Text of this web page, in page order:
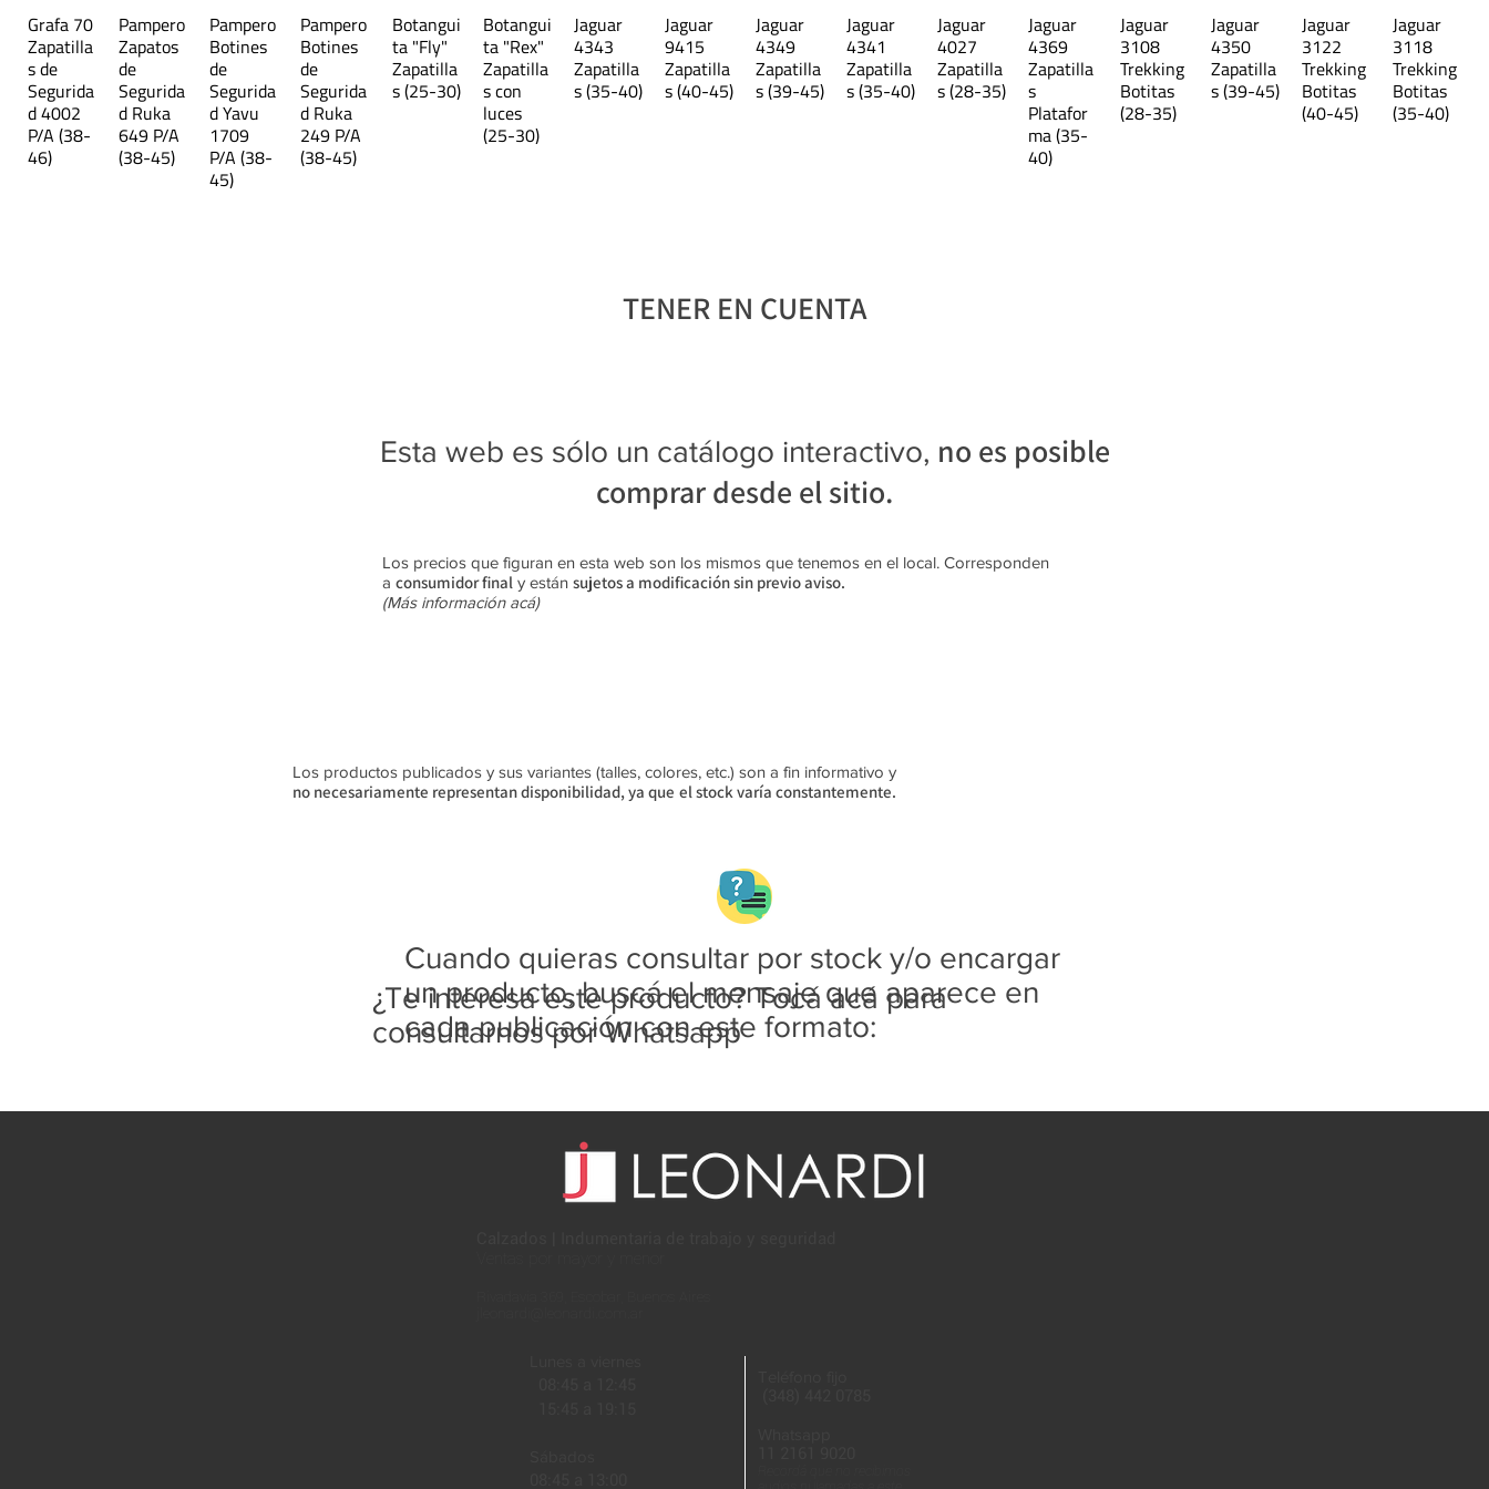
33 21,3
34
Las medidas son aproximadas y pueden presentar diferencias.
Grafa 70
Zapatilla
s de
Segurida
d 4002
P/A (38-
46)
Pampero
Zapatos
de
Segurida
d Ruka
649 P/A
(38-45)
Pampero
Botines
de
Segurida
d Yavu
1709
P/A (38-
45)
Pampero
Botines
de
Segurida
d Ruka
249 P/A
(38-45)
Botangui
ta "Fly"
Zapatilla
s (25-30)
Botangui
ta "Rex"
Zapatilla
s con
luces
(25-30)
Jaguar
4343
Zapatilla
s (35-40)
Jaguar
9415
Zapatilla
s (40-45)
Jaguar
4349
Zapatilla
s (39-45)
Jaguar
4341
Zapatilla
s (35-40)
Jaguar
4027
Zapatilla
s (28-35)
Jaguar
4369
Zapatilla
s
Platafor
ma (35-
40)
Jaguar
3108
Trekking
Botitas
(28-35)
Jaguar
4350
Zapatilla
s (39-45)
Jaguar
3122
Trekking
Botitas
(40-45)
Jaguar
3118
Trekking
Botitas
(35-40)
TENER EN CUENTA
Cuando quieras consultar por stock y/o encargar
un producto, buscá el mensaje que aparece en
cada publicación con este formato:
¿Te interesa este producto? Tocá acá para
consultarnos por Whatsapp
Esta web es sólo un catálogo interactivo, no es posible
comprar desde el sitio.
Los precios que figuran en esta web son los mismos que tenemos en el local. Corresponden
a consumidor final y están sujetos a modificación sin previo aviso​.
(Más información acá)
Los productos publicados y sus variantes (talles, colores, etc.) son a fin informativo y
no necesariamente representan disponibilidad, ya que el stock varía constantemente.